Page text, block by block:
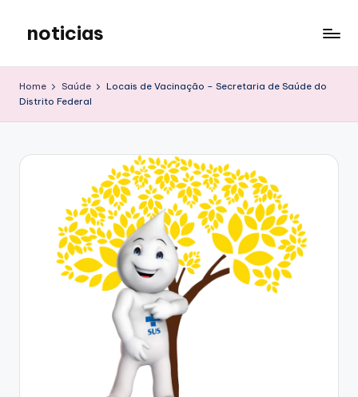
content
noticias
Home Saúde
Locais de Vacinação – Secretaria de Saúde do
Distrito Federal